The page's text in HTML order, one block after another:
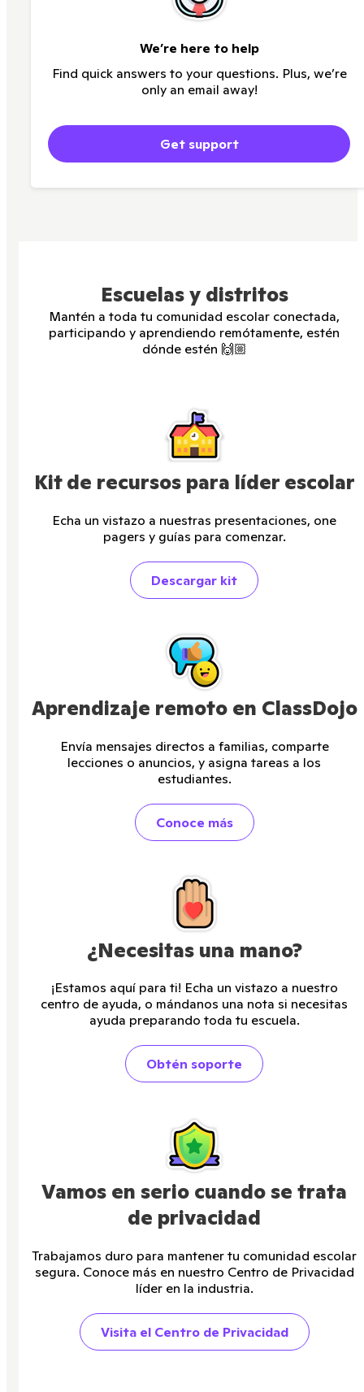
We’re here to help
Find quick answers to your questions. Plus, we’re
only an email away!
Get support
Escuelas y distritos
Mantén a toda tu comunidad escolar conectada,
participando y aprendiendo remótamente, estén
dónde estén 🙌🏼
Kit de recursos para líder escolar
Echa un vistazo a nuestras presentaciones, one
pagers y guías para comenzar.
Descargar kit
Aprendizaje remoto en ClassDojo
Envía mensajes directos a familias, comparte
lecciones o anuncios, y asigna tareas a los
estudiantes.
Conoce más
¿Necesitas una mano?
¡Estamos aquí para ti! Echa un vistazo a nuestro
centro de ayuda, o mándanos una nota si necesitas
ayuda preparando toda tu escuela.
Obtén soporte
Vamos en serio cuando se trata
de privacidad
Trabajamos duro para mantener tu comunidad escolar
segura. Conoce más en nuestro Centro de Privacidad
líder en la industria.
Visita el Centro de Privacidad